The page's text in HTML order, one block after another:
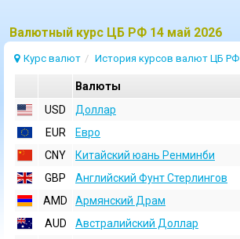
Bалютный курс ЦБ РФ 14 май 2026
Курс валют История курсов валют ЦБ РФ
Валюты
USD
Доллар
EUR
Евро
CNY
Китайский юань Ренминби
GBP
Английский Фунт Стерлингов
AMD
Армянский Драм
AUD
Австралийский Доллар